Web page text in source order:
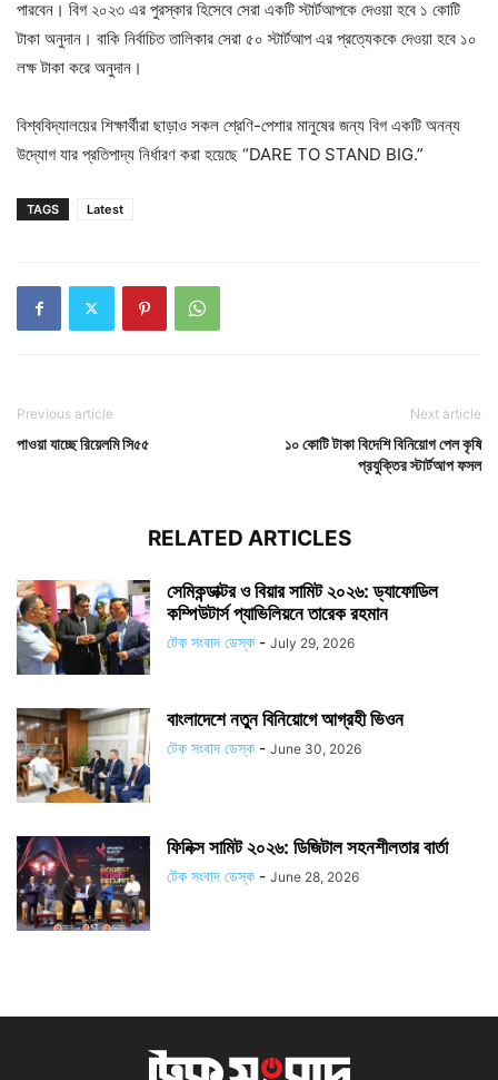
পারবেন। বিগ ২০২৩ এর পুরস্কার হিসেবে সেরা একটি স্টার্টআপকে দেওয়া হবে ১ কোটি
টাকা অনুদান। বাকি নির্বাচিত তালিকার সেরা ৫০ স্টার্টআপ এর প্রত্যেককে দেওয়া হবে ১০
লক্ষ টাকা করে অনুদান।
বিশ্ববিদ্যালয়ের শিক্ষার্থীরা ছাড়াও সকল শ্রেণি-পেশার মানুষের জন্য বিগ একটি অনন্য
উদ্যোগ যার প্রতিপাদ্য নির্ধারণ করা হয়েছে “DARE TO STAND BIG.”
TAGS Latest
Previous article
পাওয়া যাচ্ছে রিয়েলমি সি৫৫
Next article
১০ কোটি টাকা বিদেশি বিনিয়োগ পেল কৃষি
প্রযুক্তির স্টার্টআপ ফসল
RELATED ARTICLES
সেমিকন্ডাক্টর ও বিয়ার সামিট ২০২৬: ড্যাফোডিল
কম্পিউটার্স প্যাভিলিয়নে তারেক রহমান
টেক সংবাদ ডেস্ক - July 29, 2026
বাংলাদেশে নতুন বিনিয়োগে আগ্রহী ভিওন
টেক সংবাদ ডেস্ক - June 30, 2026
ফিনিক্স সামিট ২০২৬: ডিজিটাল সহনশীলতার বার্তা
টেক সংবাদ ডেস্ক - June 28, 2026